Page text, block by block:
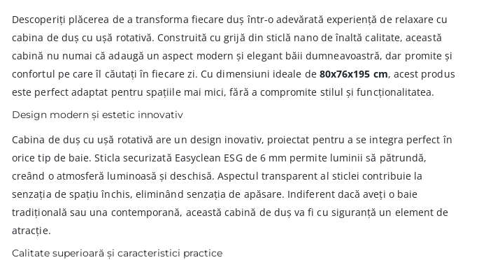
Descoperiți plăcerea de a transforma fiecare duș într-o adevărată experiență de relaxare cu
cabina de duș cu ușă rotativă. Construită cu grijă din sticlă nano de înaltă calitate, această
cabină nu numai că adaugă un aspect modern și elegant băii dumneavoastră, dar promite și
confortul pe care îl căutați în fiecare zi. Cu dimensiuni ideale de 80x76x195 cm, acest produs
este perfect adaptat pentru spațiile mai mici, fără a compromite stilul și funcționalitatea.
Design modern și estetic innovativ
Cabina de duș cu ușă rotativă are un design inovativ, proiectat pentru a se integra perfect în
orice tip de baie. Sticla securizată Easyclean ESG de 6 mm permite luminii să pătrundă,
creând o atmosferă luminoasă și deschisă. Aspectul transparent al sticlei contribuie la
senzația de spațiu închis, eliminând senzația de apăsare. Indiferent dacă aveți o baie
tradițională sau una contemporană, această cabină de duș va fi cu siguranță un element de
atracție.
Calitate superioară și caracteristici practice